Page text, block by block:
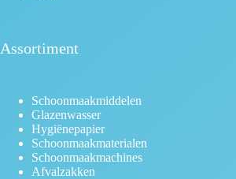
Assortiment
Schoonmaakmiddelen
Glazenwasser
Hygiënepapier
Schoonmaakmaterialen
Schoonmaakmachines
Afvalzakken